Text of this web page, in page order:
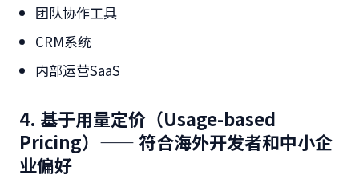
团队协作工具
CRM系统
内部运营SaaS
4. 基于用量定价（Usage-based
Pricing）—— 符合海外开发者和中小企
业偏好